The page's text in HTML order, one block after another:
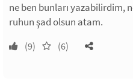
ne ben bunları yazabilirdim,
ruhun şad olsun atam.
(9) (6)